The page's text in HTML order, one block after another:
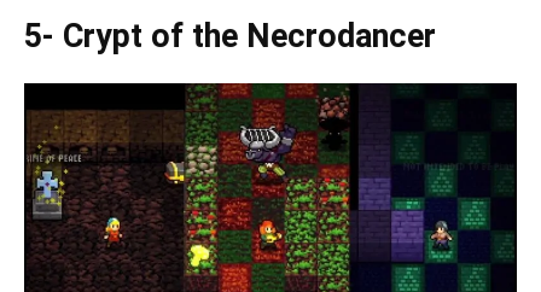
5- Crypt of the Necrodancer